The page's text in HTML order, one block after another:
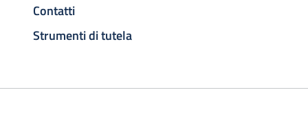
Contatti
Strumenti di tutela